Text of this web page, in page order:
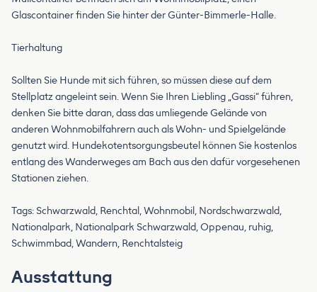
Glascontainer finden Sie hinter der Günter-Bimmerle-Halle.
Tierhaltung
Sollten Sie Hunde mit sich führen, so müssen diese auf dem
Stellplatz angeleint sein. Wenn Sie Ihren Liebling „Gassi“ führen,
denken Sie bitte daran, dass das umliegende Gelände von
anderen Wohnmobilfahrern auch als Wohn- und Spielgelände
genutzt wird. Hundekotentsorgungsbeutel können Sie kostenlos
entlang des Wanderweges am Bach aus den dafür vorgesehenen
Stationen ziehen.
Tags: Schwarzwald, Renchtal, Wohnmobil, Nordschwarzwald,
Nationalpark, Nationalpark Schwarzwald, Oppenau, ruhig,
Schwimmbad, Wandern, Renchtalsteig
Ausstattung